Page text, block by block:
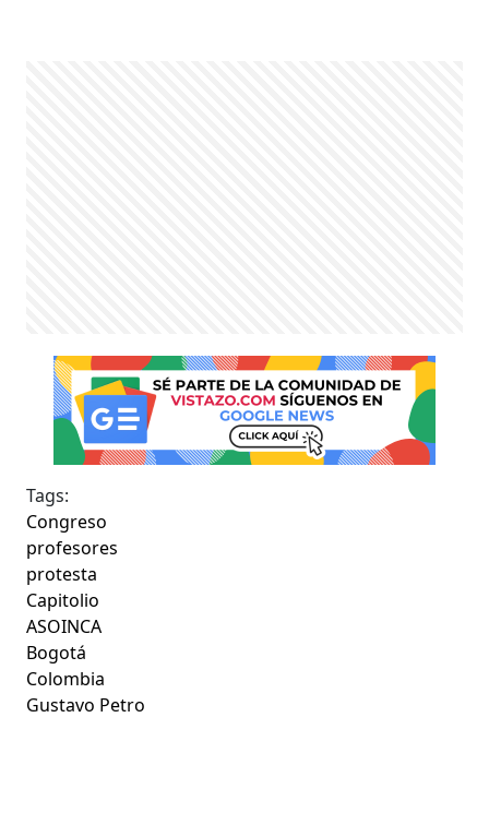
Tags:
Congreso
profesores
protesta
Capitolio
ASOINCA
Bogotá
Colombia
Gustavo Petro